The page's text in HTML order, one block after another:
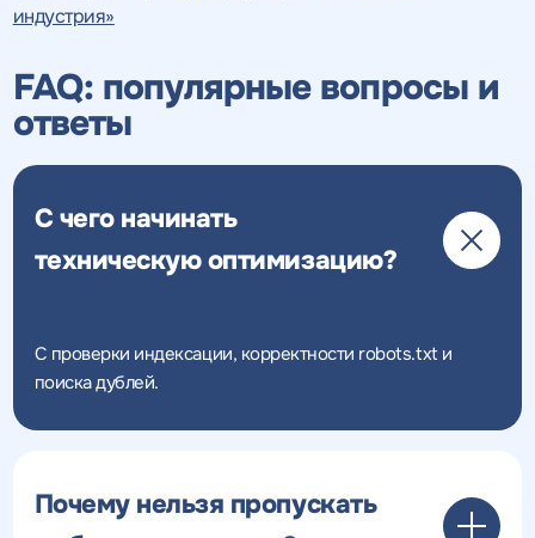
индустрия»
FAQ: популярные вопросы и
ответы
С чего начинать
техническую оптимизацию?
С проверки индексации, корректности robots.txt и
поиска дублей.
Почему нельзя пропускать